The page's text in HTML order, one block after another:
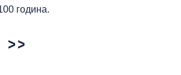
година.